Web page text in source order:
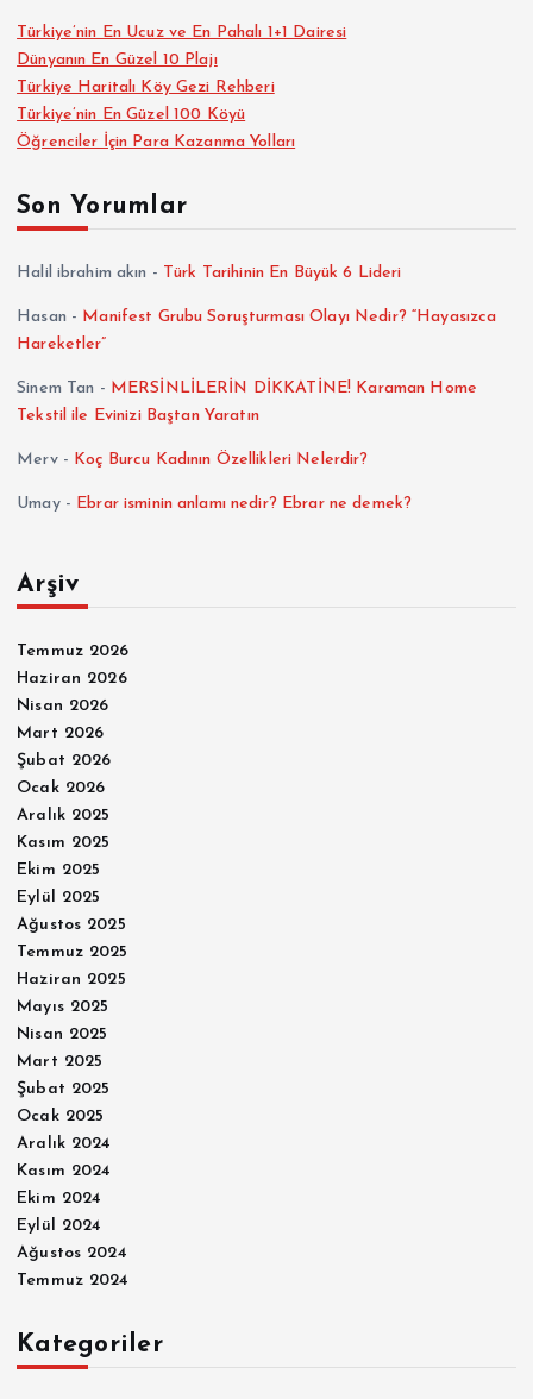
Türkiye’nin En Ucuz ve En Pahalı 1+1 Dairesi
Dünyanın En Güzel 10 Plajı
Türkiye Haritalı Köy Gezi Rehberi
Türkiye’nin En Güzel 100 Köyü
Öğrenciler İçin Para Kazanma Yolları
Son Yorumlar
Halil ibrahim akın - Türk Tarihinin En Büyük 6 Lideri
Hasan - Manifest Grubu Soruşturması Olayı Nedir? “Hayasızca
Hareketler”
Sinem Tan - MERSİNLİLERİN DİKKATİNE! Karaman Home
Tekstil ile Evinizi Baştan Yaratın
Merv- Koç Burcu Kadının Özellikleri Nelerdir?
Umay- Ebrar isminin anlamı nedir? Ebrar ne demek?
Arşiv
Temmuz 2026
Haziran 2026
Nisan 2026
Mart 2026
Şubat 2026
Ocak 2026
Aralık 2025
Kasım 2025
Ekim 2025
Eylül 2025
Ağustos 2025
Temmuz 2025
Haziran 2025
Mayıs 2025
Nisan 2025
Mart 2025
Şubat 2025
Ocak 2025
Aralık 2024
Kasım 2024
Ekim 2024
Eylül 2024
Ağustos 2024
Temmuz 2024
Kategoriler